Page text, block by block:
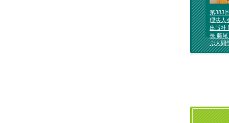
第383
理法人
出版社
長 藤
ぶ人間